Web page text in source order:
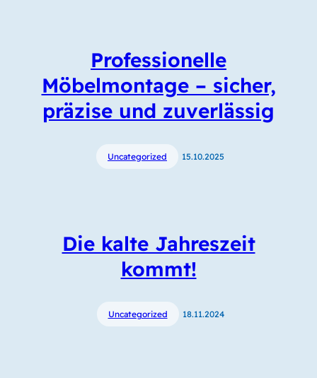
Professionelle
Möbelmontage – sicher,
präzise und zuverlässig
Uncategorized 15.10.2025
Die kalte Jahreszeit
kommt!
Uncategorized 18.11.2024